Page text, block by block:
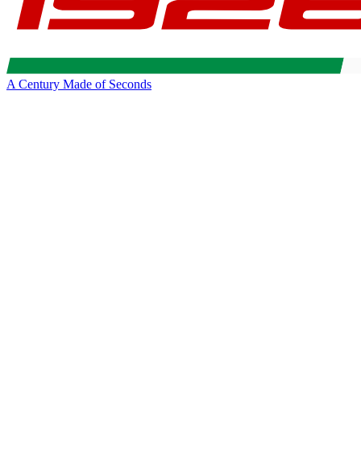
A Century Made of Seconds